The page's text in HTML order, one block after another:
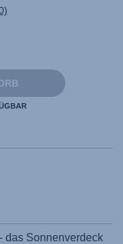
das Sonnenverdeck